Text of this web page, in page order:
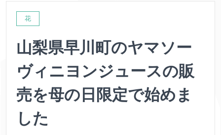
花
山梨県早川町のヤマソー
ヴィニヨンジュースの販
売を母の日限定で始めま
した